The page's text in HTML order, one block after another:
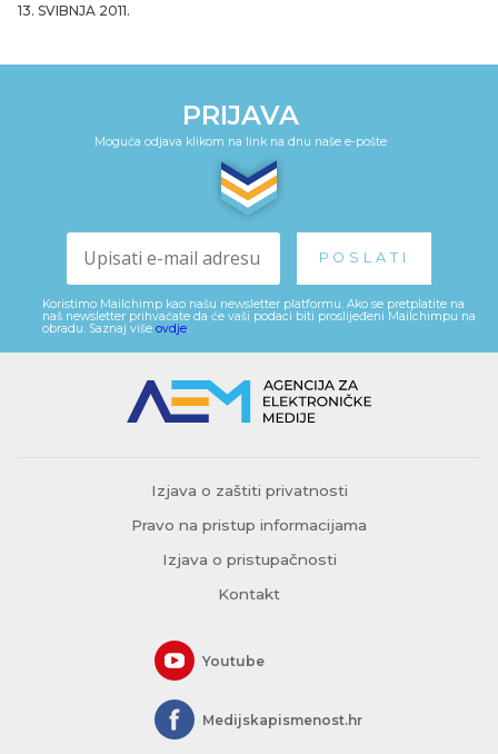
13. SVIBNJA 2011.
PRIJAVA
Moguća odjava klikom na link na dnu naše e-pošte
Koristimo Mailchimp kao našu newsletter platformu. Ako se pretplatite na
naš newsletter prihvaćate da će vaši podaci biti proslijeđeni Mailchimpu na
obradu. Saznaj više ovdje
Izjava o zaštiti privatnosti
Pravo na pristup informacijama
Izjava o pristupačnosti
Kontakt
Youtube
Medijskapismenost.hr